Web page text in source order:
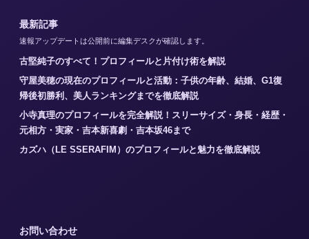
最新記事
速報アップデートは公開前に編集デスクが確認します。
古堅純子のすべて！プロフィールと片付け術を解説
守屋美穂の現在のプロフィールと活動：子供の年齢、結婚、G1復
帰後初勝利、美人ランキングまでを徹底解説
小寺真理のプロフィールを完全解説！スリーサイズ・身長・経歴・
元相方・実家・吉本新喜劇・吉本坂46まで
カズハ（LE SSERAFIM）のプロフィールと魅力を徹底解説
お問い合わせ